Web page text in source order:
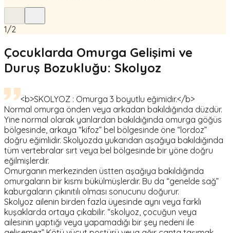
1/2
Çocuklarda Omurga Gelişimi ve
Duruş Bozukluğu: Skolyoz
<b>SKOLYOZ : Omurga 3 boyutlu eğimidir.</b>
Normal omurga önden veya arkadan bakıldığında düzdür.
Yine normal olarak yanlardan bakıldığında omurga göğüs
bölgesinde, arkaya “kifoz” bel bölgesinde öne “lordoz”
doğru eğimlidir. Skolyozda yukarıdan aşağıya bakıldığında
tüm vertebralar sırt veya bel bölgesinde bir yöne doğru
eğilmişlerdir.
Omurganın merkezinden üstten aşağıya bakıldığında
omurgaların bir kısmı bükülmüşlerdir. Bu da “genelde sağ”
kaburgaların çıkınıtılı olması sonucunu doğurur.
Skolyoz ailenin birden fazla üyesinde aynı veya farklı
kuşaklarda ortaya çıkabilir. “skolyoz, çocuğun veya
ailesinin yaptığı veya yapamadığı bir şey nedeni ile